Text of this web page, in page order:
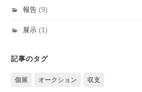
報告 (9)
展示 (1)
記事のタグ
個展 オークション 収支